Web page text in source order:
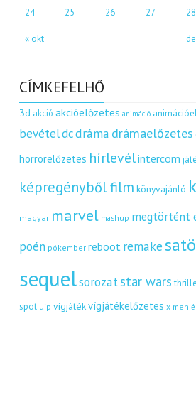
« okt
24 25 26 27 28
CÍMKEFELHŐ
3d akció akcióelőzetes animáció
bevételdcdráma drámaelőzetes
horrorelőzetes hírlevélintercom
képregényből film könyvajánló
magyar marvel mashup megtörtént
poén pókember reboot remake
sequelsorozatstar wars
spot uip vígjátékvígjátékelőzetes x men